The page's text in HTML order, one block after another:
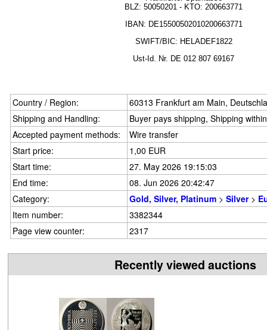
BLZ: 50050201 - KTO: 200663771
IBAN: DE15500502010200663771
SWIFT/BIC: HELADEF1822
Ust-Id. Nr. DE 012 807 69167
Country / Region:
60313 Frankfurt am Main,
Shipping and Handling:
Buyer pays shipping, Shipping
Accepted payment methods:
Wire transfer
Start price:
1,00 EUR
Start time:
27. May 2026 19:15:03
End time:
08. Jun 2026 20:42:47
Category:
Gold, Silver, Platinum > Silver>
Item number:
3382344
Page view counter:
2317
Recently viewed auctions